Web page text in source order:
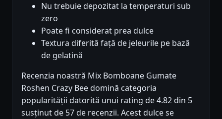
Nu trebuie depozitat la temperaturi sub
zero
Poate fi considerat prea dulce
Textura diferită față de jeleurile pe bază
de gelatină
Recenzia noastră Mix Bomboane Gumate
Roshen Crazy Bee domină categoria
popularității datorită unui rating de 4.82 din 5
susținut de 57 de recenzii. Acest dulce se